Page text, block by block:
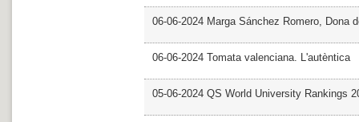
06-06-2024 Marga Sánchez Romero, Dona
06-06-2024 Tomata valenciana. L'autèntica
05-06-2024 QS World University Rankings